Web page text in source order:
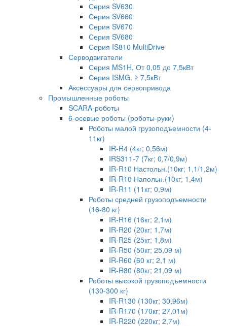
Серия SV630
Серия SV660
Серия SV670
Серия SV680
Серия IS810 MultiDrive
Серводвигатели
Серия MS1H. От 0,05 до 7,5кВт
Серия ISMG. ≥ 7,5кВт
Аксессуары для сервопривода
Промышленные роботы
SCARA-роботы
6-осевые роботы (роботы-руки)
Роботы малой грузоподъемности (4-
11кг)
IR-R4 (4кг; 0,56м)
IRS311-7 (7кг; 0,7/0,9м)
IR-R10 Настольн.(10кг; 1,1/1,2м)
IR-R10 Напольн.(10кг; 1,4м)
IR-R11 (11кг; 0,9м)
Роботы средней грузоподъемности
(16-80 кг)
IR-R16 (16кг; 2,1м)
IR-R20 (20кг; 1,7м)
IR-R25 (25кг; 1,8м)
IR-R50 (50кг; 25,09 м)
IR-R60 (60 кг; 2,1 м)
IR-R80 (80кг; 21,09 м)
Роботы высокой грузоподъемности
(130-300 кг)
IR-R130 (130кг; 30,96м)
IR-R170 (170кг; 27,01м)
IR-R220 (220кг; 2,7м)